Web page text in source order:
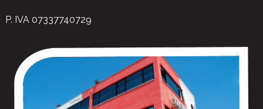
P. IVA 07337740729